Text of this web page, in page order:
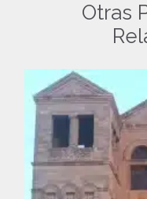
Otras